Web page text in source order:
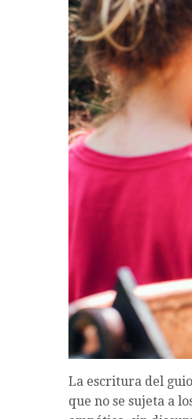
La escritura del
que no se sujeta a